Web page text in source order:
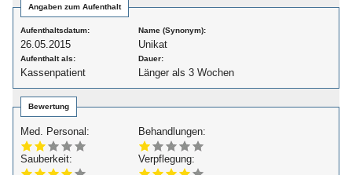
Angaben zum Aufenthalt
Aufenthaltsdatum:
26.05.2015
Name (Synonym):
Unikat
Aufenthalt als:
Kassenpatient
Dauer:
Länger als 3 Wochen
Bewertung
Med. Personal: Behandlungen:
Sauberkeit: Verpflegung: